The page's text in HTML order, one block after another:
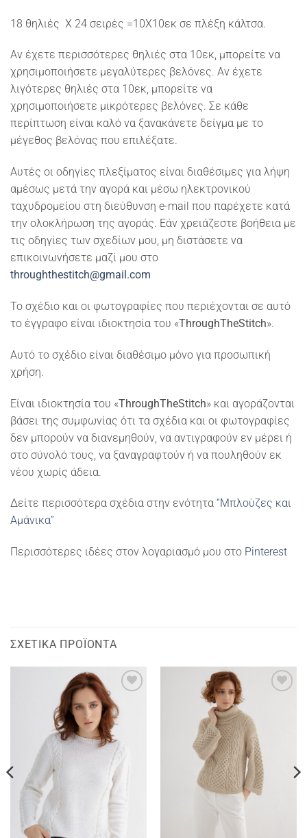
18 θηλιές X 24 σειρές =10X10εκ σε πλέξη κάλτσα.
Αν έχετε περισσότερες θηλιές στα 10εκ, μπορείτε να
χρησιμοποιήσετε μεγαλύτερες βελόνες. Αν έχετε
λιγότερες θηλιές στα 10εκ, μπορείτε να
χρησιμοποιήσετε μικρότερες βελόνες. Σε κάθε
περίπτωση είναι καλό να ξανακάνετε δείγμα με το
μέγεθος βελόνας που επιλέξατε.
Αυτές οι οδηγίες πλεξίματος είναι διαθέσιμες για λήψη
αμέσως μετά την αγορά και μέσω ηλεκτρονικού
ταχυδρομείου στη διεύθυνση e-mail που παρέχετε κατά
την ολοκλήρωση της αγοράς. Εάν χρειάζεστε βοήθεια με
τις οδηγίες των σχεδίων μου, μη διστάσετε να
επικοινωνήσετε μαζί μου στο
throughthestitch@gmail.com
Το σχέδιο και οι φωτογραφίες που περιέχονται σε αυτό
το έγγραφο είναι ιδιοκτησία του «ThroughTheStitch».
Αυτό το σχέδιο είναι διαθέσιμο μόνο για προσωπική
χρήση.
Είναι ιδιοκτησία του «ThroughTheStitch» και αγοράζονται
βάσει της συμφωνίας ότι τα σχέδια και οι φωτογραφίες
δεν μπορούν να διανεμηθούν, να αντιγραφούν εν μέρει ή
στο σύνολό τους, να ξαναγραφτούν ή να πουληθούν εκ
νέου χωρίς άδεια.
Δείτε περισσότερα σχέδια στην ενότητα “Μπλούζες και
Αμάνικα”
Περισσότερες ιδέες στον λογαριασμό μου στο Pinterest
ΣΧΕΤΙΚΆ ΠΡΟΪΌΝΤΑ
Add to
wishlist